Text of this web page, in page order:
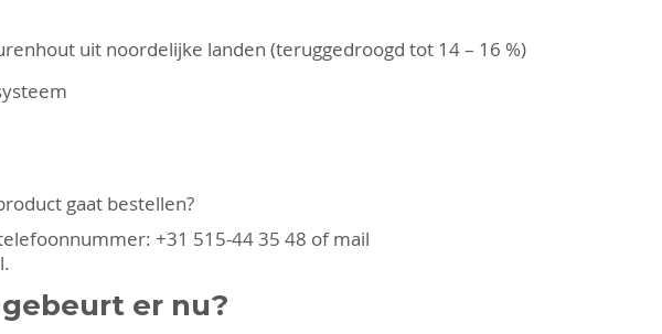
uit noordelijke landen (teruggedroogd tot 14 – 16 %)
gaat bestellen?
+31 515-44 35 48 of mail
.
er nu?